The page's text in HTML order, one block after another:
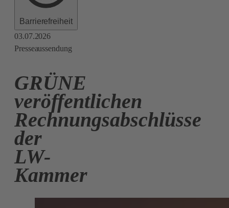
Barrierefreiheit
03.07.2026
Presseaussendung
GRÜNE
veröffentlichen
Rechnungsabschlüsse
der
LW-
Kammer